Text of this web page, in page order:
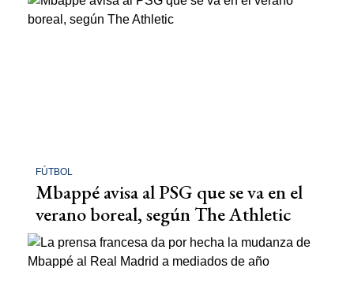
FÚTBOL
Mbappé avisa al PSG que se va en el
verano boreal, según The Athletic